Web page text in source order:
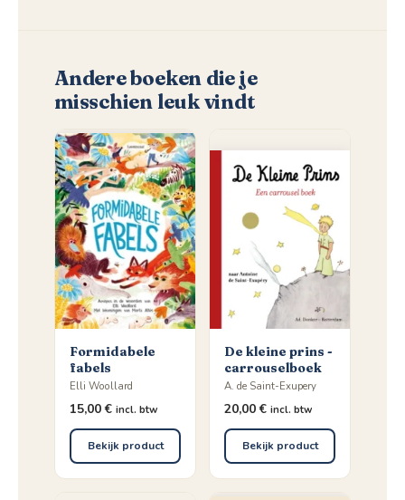
Andere boeken die je
misschien leuk vindt
Formidabele
fabels
Elli Woollard
15,00€ incl. btw
Bekijk product
De kleine prins -
carrouselboek
A. de Saint-Exupery
20,00€ incl. btw
Bekijk product